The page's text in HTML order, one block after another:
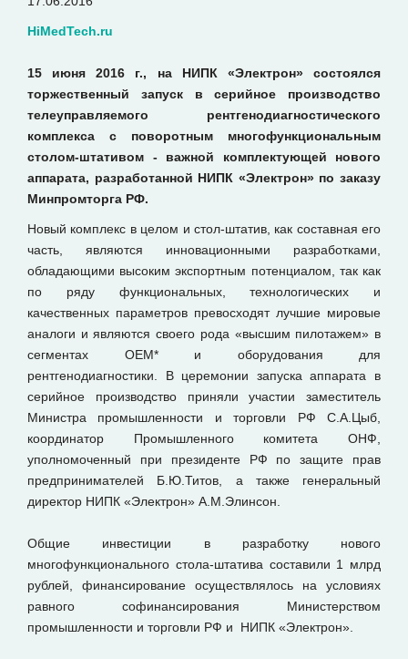
HiMedTech.ru
15 июня 2016 г., на НИПК «Электрон» состоялся
торжественный запуск в серийное производство
телеуправляемого рентгенодиагностического
комплекса с поворотным многофункциональным
столом-штативом - важной комплектующей нового
аппарата, разработанной НИПК «Электрон» по заказу
Минпромторга РФ.
Новый комплекс в целом и стол-штатив, как составная его
часть, являются инновационными разработками,
обладающими высоким экспортным потенциалом, так как
по ряду функциональных, технологических и
качественных параметров превосходят лучшие мировые
аналоги и являются своего рода «высшим пилотажем» в
сегментах OEM* и оборудования для
рентгенодиагностики. В церемонии запуска аппарата в
серийное производство приняли участии заместитель
Министра промышленности и торговли РФ С.А.Цыб,
координатор Промышленного комитета ОНФ,
уполномоченный при президенте РФ по защите прав
предпринимателей Б.Ю.Титов, а также генеральный
директор НИПК «Электрон» А.М.Элинсон.
Общие инвестиции в разработку нового
многофункционального стола-штатива составили 1 млрд
рублей, финансирование осуществлялось на условиях
равного софинансирования Министерством
промышленности и торговли РФ и НИПК «Электрон».